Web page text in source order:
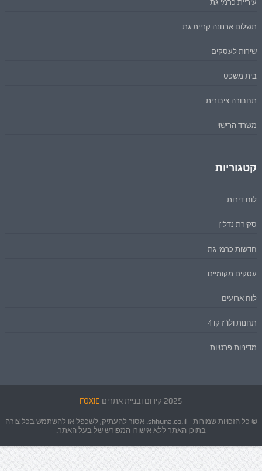
תשלום ארנונה קריית גת
שירות לעסקים
בית משפט
תחבורה ציבורית
משרד הרישוי
קטגוריות
לוח דירות
סקירת נדל"ן
חדשות כרמי גת
עסקים מקומיים
לוח ארועים
תחנות ולו"ז קו 4
מדיניות פרטיות
2025 קידום ובניית אתרים FOXIE
© כל הזכויות שמורות - shhuna.co.il. אסור להעתיק, לשכפל או להשתמש בכל צורה
בתוכן האתר ללא אישורו המפורש של בעל האתר.